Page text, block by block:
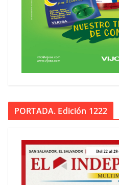
PORTADA. Edición 1222